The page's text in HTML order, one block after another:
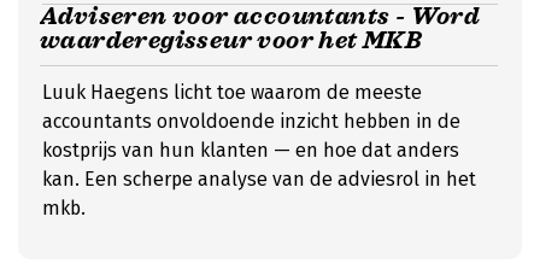
Adviseren voor accountants - Word
waarderegisseur voor het MKB
Luuk Haegens licht toe waarom de meeste
accountants onvoldoende inzicht hebben in de
kostprijs van hun klanten — en hoe dat anders
kan. Een scherpe analyse van de adviesrol in het
mkb.